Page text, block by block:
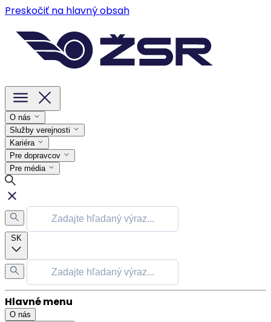
Preskočiť na hlavný obsah
O nás
Služby verejnosti
Kariéra
Pre dopravcov
Pre média
SK
Hlavné menu
O nás